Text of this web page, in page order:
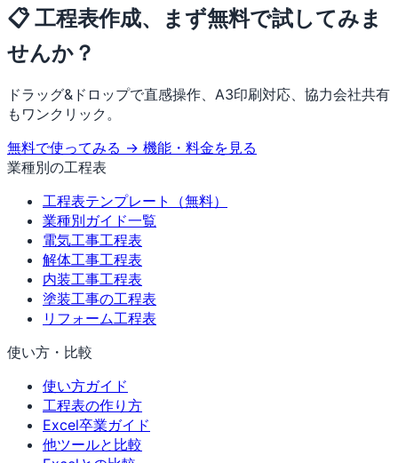
📋 工程表作成、まず無料で試してみま
せんか？
ドラッグ&ドロップで直感操作、A3印刷対応、協力会社共有
もワンクリック。
無料で使ってみる → 機能・料金を見る
業種別の工程表
工程表テンプレート（無料）
業種別ガイド一覧
電気工事工程表
解体工事工程表
内装工事工程表
塗装工事の工程表
リフォーム工程表
使い方・比較
使い方ガイド
工程表の作り方
Excel卒業ガイド
他ツールと比較